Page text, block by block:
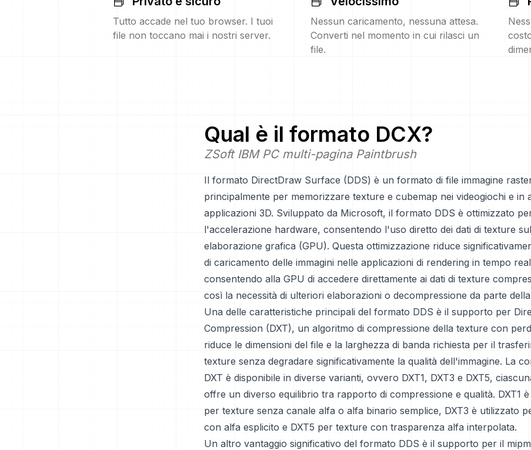
Tutto accade nel tuo browser. I tuoi
file non toccano mai i nostri server.
Nessun caricamento, nessuna attesa.
Converti nel momento in cui rilasci un
file.
Qual è il formato DCX?
ZSoft IBM PC multi-pagina Paintbrush
Il formato DirectDraw Surface (DDS) è un formato di file immagine
principalmente per memorizzare texture e cubemap nei videogiochi e in
applicazioni 3D. Sviluppato da Microsoft, il formato DDS è ottimizzato
l'accelerazione hardware, consentendo l'uso diretto dei dati di texture
elaborazione grafica (GPU). Questa ottimizzazione riduce
di caricamento delle immagini nelle applicazioni di rendering in tempo
consentendo alla GPU di accedere direttamente ai dati di texture
così la necessità di ulteriori elaborazioni o decompressione da parte della
Una delle caratteristiche principali del formato DDS è il supporto per
Compression (DXT), un algoritmo di compressione della texture con
riduce le dimensioni del file e la larghezza di banda richiesta per il
texture senza degradare significativamente la qualità dell'immagine. La
DXT è disponibile in diverse varianti, ovvero DXT1, DXT3 e DXT5,
offre un diverso equilibrio tra rapporto di compressione e qualità. DXT1
per texture senza canale alfa o alfa binario semplice, DXT3 è utilizzato
con alfa esplicito e DXT5 per texture con trasparenza alfa interpolata.
Un altro vantaggio significativo del formato DDS è il supporto per il